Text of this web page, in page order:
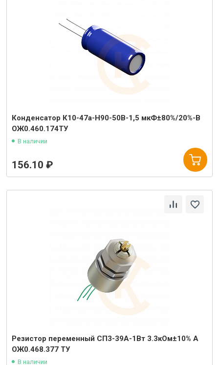
Конденсатор К10-47а-Н90-50В-1,5 мкФ±80%/20%-В
ОЖ0.460.174ТУ
В наличии
156.10 ₽
Резистор переменный СП3-39А-1Вт 3.3кОм±10% А
ОЖ0.468.377 ТУ
В наличии